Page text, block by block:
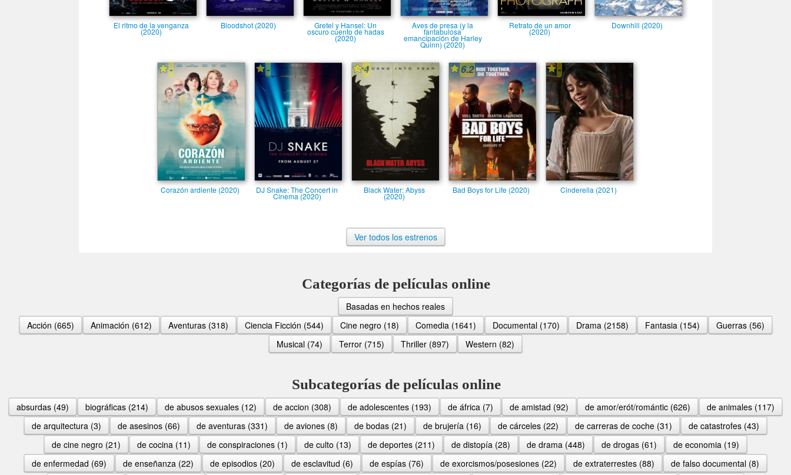
El ritmo de la venganza
(2020)
Bloodshot (2020) Gretel y Hansel: Un
oscuro cuento de hadas
(2020)
Aves de presa (y la
fantabulosa
emancipación de Harley
Quinn) (2020)
Retrato de un amor
(2020)
Downhill (2020)
-
Corazón ardiente (2020)
-
DJ Snake: The Concert in
Cinema (2020)
4
Black Water: Abyss
(2020)
6.2
Bad Boys for Life (2020)
-
Cinderella (2021)
Ver todos los estrenos
Categorías de películas online
Basadas en hechos reales
Acción (665)
Animación (612) Aventuras (318) Ciencia Ficción (544) Cine negro (18) Comedia (1641) Documental (170) Drama (2158) Fantasia (154)
Guerras (56)
Musical (74)
Terror (715) Thriller (897) Western (82)
Subcategorías de películas online
absurdas (49) biográficas (214) de abusos sexuales (12) de accion (308) de adolescentes (193) de áfrica (7) de amistad (92) de amor/erót/romántic (626)
de animales (117)
de arquitectura (3)
de asesinos (66) de aventuras (331) de aviones (8) de bodas (21) de brujería (16) de cárceles (22) de carreras de coche (31)
de catastrofes (43)
de cine negro (21)
de cocina (11) de conspiraciones (1) de culto (13) de deportes (211) de distopí­a (28) de drama (448) de drogas (61)
de economia (19)
de enfermedad (69)
de enseñanza (22) de episodios (20) de esclavitud (6) de espí­as (76) de exorcismos/posesiones (22) de extraterrestes (88)
de falso documental (8)